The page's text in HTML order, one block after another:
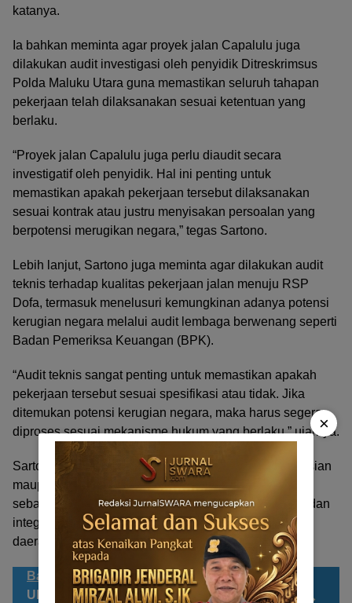
katanya.
Ia bahkan meminta agar proyek jalan Capalulu juga
dilakukan audit investigasi oleh penyidik Ditreskrimsus
Polda Maluku Utara guna memastikan seluruh tahapan
pekerjaan telah dilaksanakan sesuai ketentuan yang
berlaku.
“Proyek jalan Capalulu juga perlu diaudit secara
investigatif oleh penyidik. Hal ini penting untuk
memastikan apakah pekerjaan tersebut dilaksanakan
sesuai kontrak atau justru menyisakan persoalan yang
berpotensi merugikan negara,” tegas Sartono.
Lebih lanjut, Sartono juga meminta agar dilakukan audit
teknis terhadap kualitas pekerjaan jalan menuju RSP
Dofa, termasuk menelusuri kemungkinan adanya potensi
kerugian negara melalui audit lembaga berwenang seperti
Badan Pemeriksa Keuangan (BPK).
“Audit teknis sangat penting untuk memastikan apakah
pekerjaan tersebut sesuai spesifikasi atau tidak. Jika
ditemukan potensi kerugian negara, maka harus segera
diproses sesuai mekanisme hukum yang berlaku,” ujarnya.
Sartono berharap aparat penegak hukum, baik kepolisian
maupun kejaksaan, dapat menjadikan persoalan ini
sebagai perhatian serius guna menjaga transparansi dan
integritas dalam pengelolaan proyek pemerintah di
daerah. (JS-Tim)
Bacaan Sahabat JS PKM Kubermas
UNKHAIR Ternate Sosialisasi
×